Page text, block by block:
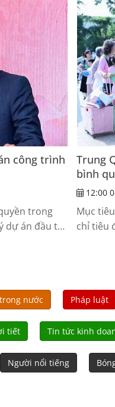
sau
Chí
công trình
trong
dự án đầu tư
Trung
bình
12:00
Mục
chỉ tiêu
nước Pháp luật
tiết Tin tức kinh
Người nổi tiếng